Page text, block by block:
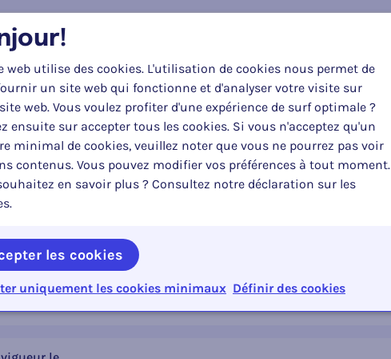
et signalisation
immatriculation de véhicules
marchandises
personnesd'application
spécifiques
Capitale
web utilise des cookies. L'utilisation de cookies nous permet de
un site web qui fonctionne et d'analyser votre visite sur
web. Vous voulez profiter d'une expérience de surf optimale ?
ensuite sur accepter tous les cookies. Si vous n'acceptez qu'un
minimal de cookies, veuillez noter que vous ne pourrez pas voir
contenus. Vous pouvez modifier vos préférences à tout moment.
en savoir plus ? Consultez notre déclaration sur les
les cookies
uniquement les cookies minimaux Définir des cookies